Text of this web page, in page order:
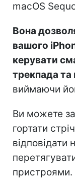
macOS
Вона
вашого
керувати
трекпада та
виймаючи
Ви можете
гортати
відповідати
пристроями.